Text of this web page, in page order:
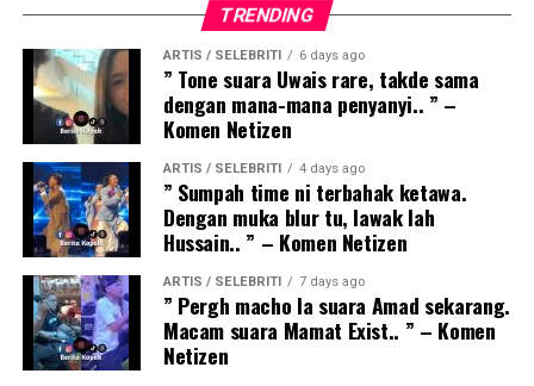
TRENDING
ARTIS / SELEBRITI 6 days ago
” Tone suara Uwais rare, takde sama
dengan mana-mana penyanyi.. ” –
Komen Netizen
ARTIS / SELEBRITI 4 days ago
” Sumpah time ni terbahak ketawa.
Dengan muka blur tu, lawak lah
Hussain.. ” – Komen Netizen
ARTIS / SELEBRITI 7 days ago
” Pergh macho la suara Amad sekarang.
Macam suara Mamat Exist.. ” – Komen
Netizen